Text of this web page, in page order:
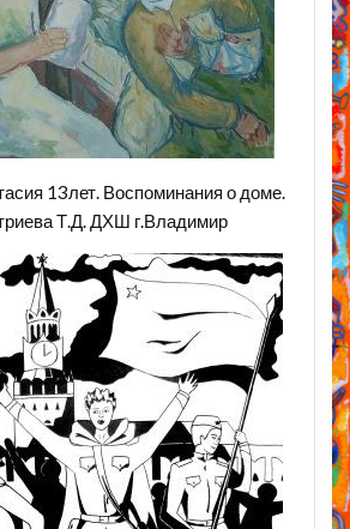
13лет. Воспоминания о доме.
Т.Д. ДХШ г.Владимир